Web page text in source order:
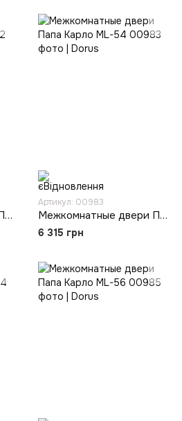
Межкомнатные двери Папа Карло ML-53
Артикул: 00983
Межкомнатные двери Папа Карло ML-54
6 315 грн